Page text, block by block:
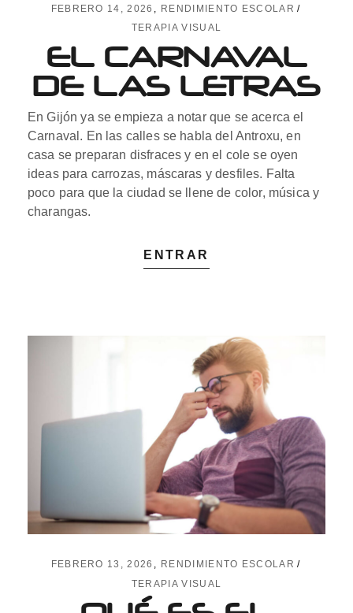
FEBRERO 14, 2026
RENDIMIENTO ESCOLAR
TERAPIA VISUAL
EL CARNAVAL
DE LAS LETRAS
En Gijón ya se empieza a notar que se acerca el
Carnaval. En las calles se habla del Antroxu, en
casa se preparan disfraces y en el cole se oyen
ideas para carrozas, máscaras y desfiles. Falta
poco para que la ciudad se llene de color, música y
charangas.
ENTRAR
FEBRERO 13, 2026
RENDIMIENTO ESCOLAR
TERAPIA VISUAL